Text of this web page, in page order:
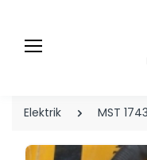
Elektrik MST